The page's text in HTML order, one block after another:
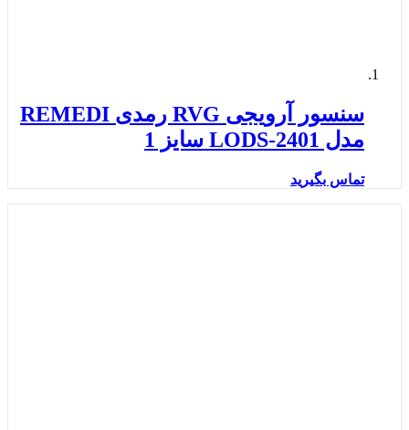
سنسور آرویجی RVG رمدی REMEDI
مدل LODS-2401 سایز 1
تماس بگیرید